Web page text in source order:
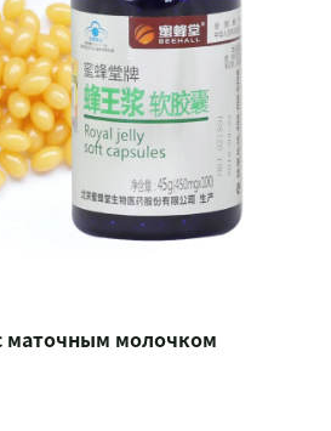
маточным молочком